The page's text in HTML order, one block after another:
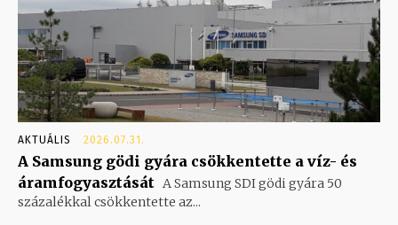
AKTUÁLIS 2026.07.31.
A Samsung gödi gyára csökkentette a víz- és
áramfogyasztását A Samsung SDI gödi gyára 50
százalékkal csökkentette az...